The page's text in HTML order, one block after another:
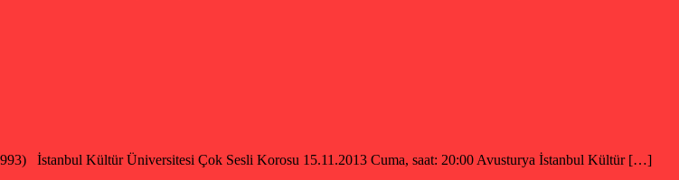
İstanbul Kültür Üniversitesi Çok Sesli Korosu 15.11.2013 Cuma, saat: 20:00 Avusturya İstanbul Kültür […]